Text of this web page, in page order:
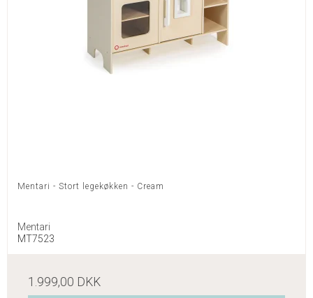
Mentari - Stort legekøkken - Cream
Mentari
MT7523
1.999,00 DKK